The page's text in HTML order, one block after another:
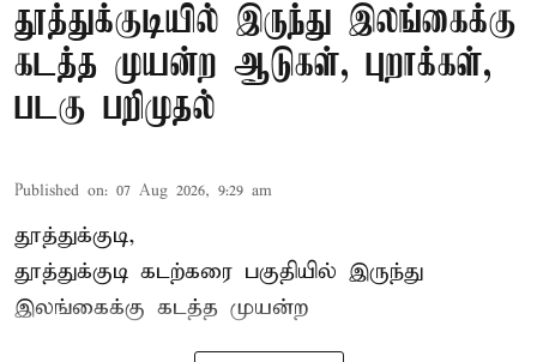
தூத்துக்குடியில் இருந்து இலங்கைக்கு
கடத்த முயன்ற ஆடுகள், புறாக்கள்,
படகு பறிமுதல்
Published on: 07 Aug 2026, 9:29 am
தூத்துக்குடி,
தூத்துக்குடி கடற்கரை பகுதியில் இருந்து
இலங்கைக்கு கடத்த முயன்ற